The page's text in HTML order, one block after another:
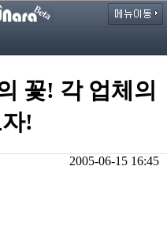
꽃! 각 업체의
!
2005-06-15 16:45